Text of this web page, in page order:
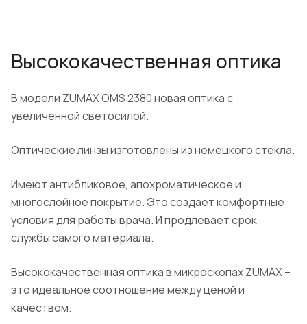
Высококачественная оптика
В модели ZUMAX OMS 2380 новая оптика с
увеличенной светосилой.
Оптические линзы изготовлены из немецкого стекла.
Имеют антибликовое, апохроматическое и
многослойное покрытие. Это создает комфортные
условия для работы врача. И продлевает срок
службы самого материала.
Высококачественная оптика в микроскопах ZUMAX –
это идеальное соотношение между ценой и
качеством.